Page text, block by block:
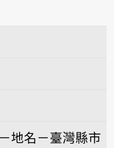
地名－臺灣縣市